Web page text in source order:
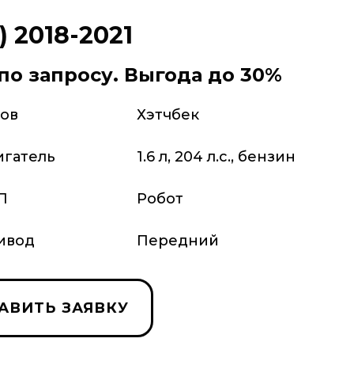
2018-2021
запросу. Выгода до 30%
Хэтчбек
1.6 л, 204 л.с., бензин
Робот
Передний
ЗАЯВКУ